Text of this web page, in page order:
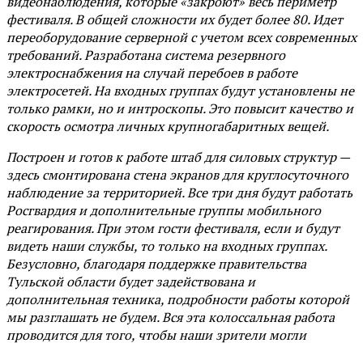
фестиваля. В общей сложности их будет более 80. Идет
переоборудование серверной с учетом всех современных
требований. Разработана система резервного
электроснабжения на случай перебоев в работе
электросетей. На входных группах будут установлены не
только рамки, но и интроскопы. Это повысит качество и
скорость осмотра личных крупногабаритных вещей.
Построен и готов к работе штаб для силовых структур —
здесь смонтирована стена экранов для круглосуточного
наблюдение за территорией. Все три дня будут работать
Росгвардия и дополнительные группы мобильного
реагирования. При этом гости фестиваля, если и будут
видеть наши службы, то только на входных группах.
Безусловно, благодаря поддержке правительства
Тульской области будет задействована и
дополнительная техника, подробности работы которой
мы разглашать не будем. Вся эта колоссальная работа
проводится для того, чтобы наши зрители могли